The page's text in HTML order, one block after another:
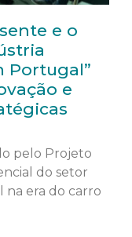
e o
Portugal”
e
pelo Projeto
do setor
na era do carro